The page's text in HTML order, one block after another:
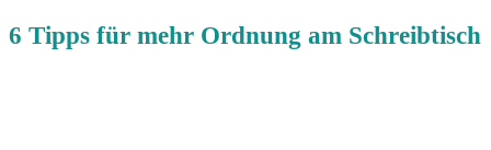
6 Tipps für mehr Ordnung am Schreibtisch